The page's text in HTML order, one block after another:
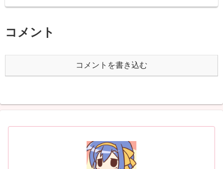
コメント
コメントを書き込む